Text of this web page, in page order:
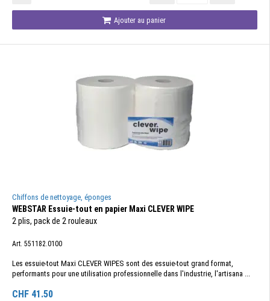
Ajouter au panier
Chiffons de nettoyage, éponges
WEBSTAR Essuie-tout en papier Maxi CLEVER WIPE
2 plis, pack de 2 rouleaux
Art. 551182.0100
Les essuie-tout Maxi CLEVER WIPES sont des essuie-tout grand format,
performants pour une utilisation professionnelle dans l'industrie, l'artisana ...
CHF 41.50